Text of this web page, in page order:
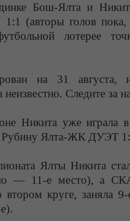
Бош-Ялта и
1:1 (авторы голов
лотерее
на 31 августа,
неизвестно. Следите за
Никита уже играла
Рубину Ялта-ЖК ДУЭТ
Ялты Никита
— 11-е место), а
круге, заняла